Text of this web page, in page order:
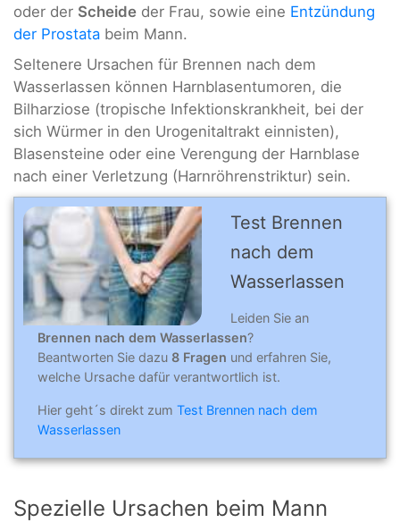
oder der Scheide der Frau, sowie eine Entzündung
der Prostata beim Mann.
Seltenere Ursachen für Brennen nach dem
Wasserlassen können Harnblasentumoren, die
Bilharziose (tropische Infektionskrankheit, bei der
sich Würmer in den Urogenitaltrakt einnisten),
Blasensteine oder eine Verengung der Harnblase
nach einer Verletzung (Harnröhrenstriktur) sein.
Test Brennen
nach dem
Wasserlassen
Leiden Sie an
Brennen nach dem Wasserlassen?
Beantworten Sie dazu 8 Fragen und erfahren Sie,
welche Ursache dafür verantwortlich ist.
Hier geht´s direkt zum Test Brennen nach dem
Wasserlassen
Spezielle Ursachen beim Mann